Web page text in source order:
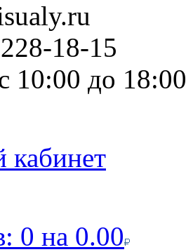
18-15
10:00 до 18:00
0 на 0.00